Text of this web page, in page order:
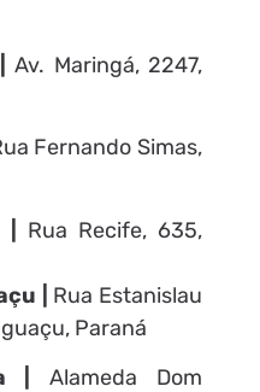
|Av. Maringá, 2247,
Fernando Simas,
| Rua Recife, 635,
| Rua Estanislau
Paraná
|
Alameda Dom